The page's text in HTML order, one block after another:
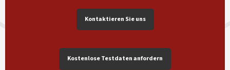
Kontaktieren Sie uns
Kostenlose Testdaten anfordern